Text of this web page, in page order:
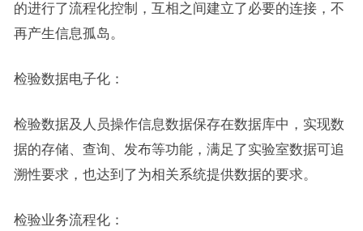
的进行了流程化控制，互相之间建立了必要的连接，不
再产生信息孤岛。
检验数据电子化：
检验数据及人员操作信息数据保存在数据库中，实现数
据的存储、查询、发布等功能，满足了实验室数据可追
溯性要求，也达到了为相关系统提供数据的要求。
检验业务流程化：